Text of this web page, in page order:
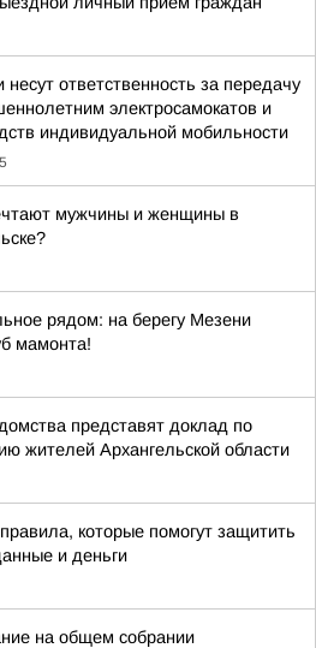
несут ответственность за передачу
электросамокатов и
индивидуальной мобильности
мужчины и женщины в
рядом: на берегу Мезени
мамонта!
представят доклад по
жителей Архангельской области
которые помогут защитить
и деньги
на общем собрании